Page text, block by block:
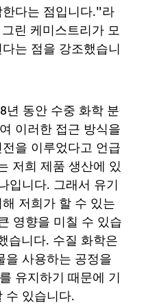
다는 점입니다."라
린 케미스트리가 모
는 점을 강조했습니
년 동안 수중 화학 분
이러한 접근 방식을
을 이루었다고 언급
저희 제품 생산에 있
입니다. 그래서 유기
저희가 할 수 있는
영향을 미칠 수 있습
습니다. 수질 화학은
을 사용하는 공정을
유지하기 때문에 기
수 있습니다.